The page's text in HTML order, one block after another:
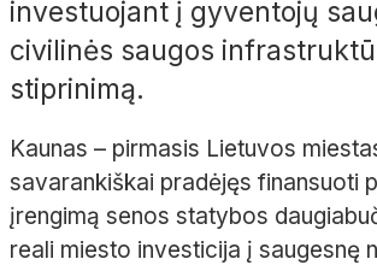
investuojant į gyventojų
civilinės saugos
stiprinimą.
Kaunas – pirmasis Lietuvos
savarankiškai pradėjęs finansuoti
įrengimą senos statybos
reali miesto investicija į saugesnę